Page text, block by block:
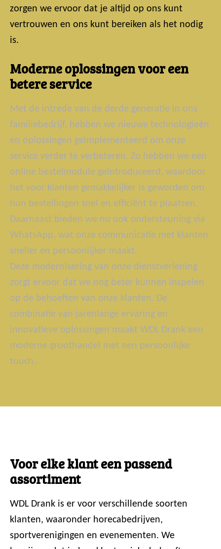
zorgen we ervoor dat je altijd op ons kunt
vertrouwen en ons kunt bereiken als het nodig
is.
Moderne oplossingen voor een
betere service
Met de intrede van de derde generatie in ons
familiebedrijf, hebben we nieuwe technologieën
en oplossingen geïmplementeerd om onze
service verder te verbeteren. Zo hebben we een
online bestelmodule geïntroduceerd, waardoor
het voor klanten gemakkelijker is geworden om
hun bestellingen snel en efficiënt te plaatsen.
Daarnaast bieden we nu ook ondersteuning via
WhatsApp, wat onze communicatie met klanten
sneller en persoonlijker maakt.
Deze modernisering van onze dienstverlening
zorgt ervoor dat we nog beter kunnen inspelen
op de behoeften van onze klanten. De
combinatie van jarenlange ervaring en
innovatieve oplossingen maakt WDL Drank een
moderne groothandel met een persoonlijke
touch.
Voor elke klant een passend
assortiment
WDL Drank is er voor verschillende soorten
klanten, waaronder horecabedrijven,
sportverenigingen en evenementen. We